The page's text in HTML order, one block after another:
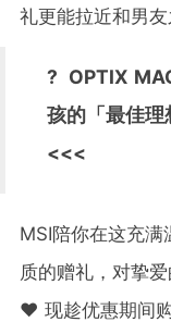
礼更能拉近和男友
? OPTIX
孩的「最佳
<<<
MSI陪你在这充
质的赠礼，对挚
❤ 现趁优惠期间